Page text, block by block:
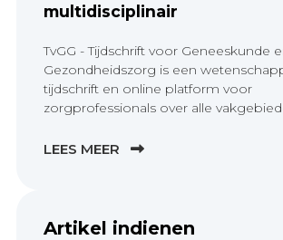
multidisciplinair
TvGG - Tijdschrift voor Geneeskunde
Gezondheidszorg is een
tijdschrift en online platform voor
zorgprofessionals over alle
LEES MEER
Artikel indienen